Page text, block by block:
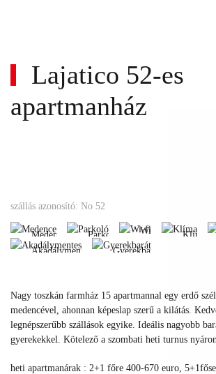
Lajatico 52-es
apartmanház
szállás azonosító: No 52
Medence
Medence
Parkoló
Parkoló
Wi-
fi
Klíma
Akadálymentes
Akadálymentes
Gyerekbarát
Gyerekbarát
Nagy toszkán farmház 15 apartmannal egy erdő
medencével, ahonnan képeslap szerű a kilátás.
legnépszerűbb szállások egyike. Ideális nagyobb
gyerekekkel. Kötelező a szombati heti turnus
heti apartmanárak : 2+1 főre 400-670 euro,